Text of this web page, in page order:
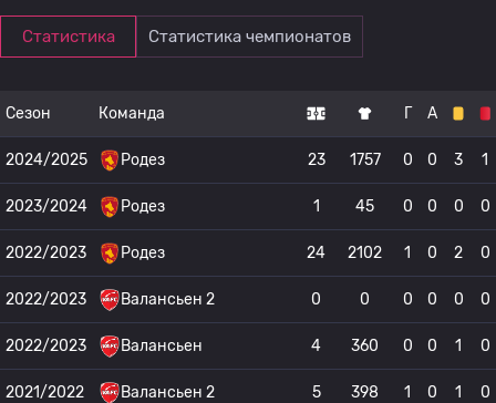
Статистика Статистика чемпионатов
Сезон Команда Г А
2024/2025 Родез 23 1757 0 0 3 1
2023/2024 Родез 1 45 0 0 0 0
2022/2023 Родез 24 2102 1 0 2 0
2022/2023 Валансьен 2 0 0 0 0 0 0
2022/2023 Валансьен 4 360 0 0 1 0
2021/2022 Валансьен 2 5 398 1 0 1 0